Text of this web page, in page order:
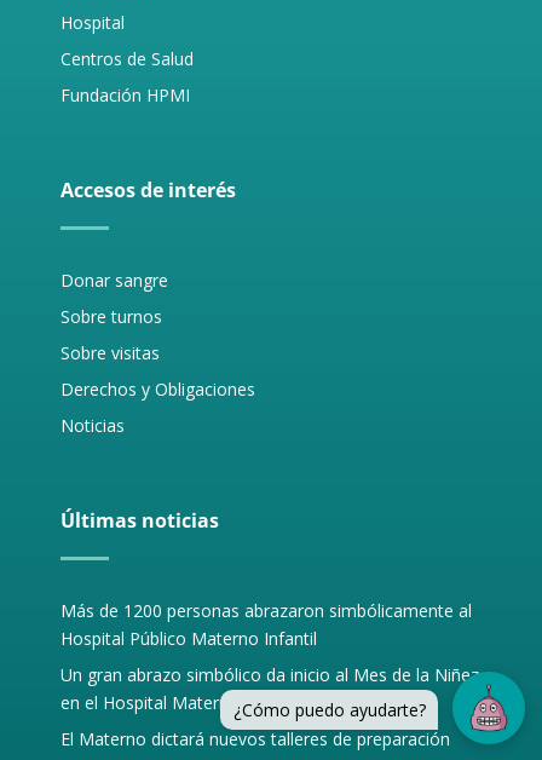
Hospital
Centros de Salud
Fundación HPMI
Accesos de interés
Donar sangre
Sobre turnos
Sobre visitas
Derechos y Obligaciones
Noticias
Últimas noticias
Más de 1200 personas abrazaron simbólicamente al
Hospital Público Materno Infantil
Un gran abrazo simbólico da inicio al Mes de la Niñez
en el Hospital Materno Infantil
El Materno dictará nuevos talleres de preparación
¿Cómo puedo ayudarte?